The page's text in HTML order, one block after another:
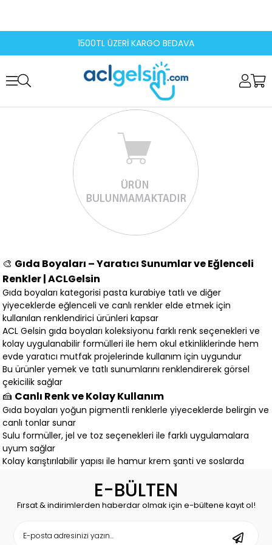
1500TL ÜZERİ KARGO BEDAVA
🎨 Gıda Boyaları – Yaratıcı Sunumlar ve Eğlenceli
Renkler | ACLGelsin
Gıda boyaları kategorisi pasta kurabiye tatlı ve diğer
yiyeceklerde eğlenceli ve canlı renkler elde etmek için
kullanılan renklendirici ürünleri kapsar
ACL Gelsin gıda boyaları koleksiyonu farklı renk seçenekleri ve
kolay uygulanabilir formülleri ile hem okul etkinliklerinde hem
evde yaratıcı mutfak projelerinde kullanım için uygundur
Bu ürünler yemek ve tatlı sunumlarını renklendirerek görsel
çekicilik sağlar
🍰 Canlı Renk ve Kolay Kullanım
Gıda boyaları yoğun pigmentli renklerle yiyeceklerde belirgin ve
canlı tonlar sunar
Sulu formüller, jel ve toz seçenekleri ile farklı uygulamalara
uyum sağlar
Kolay karıştırılabilir yapısı ile hamur krem şanti ve soslarda
Okul Etkinlikleri ve Evde Mutfak Çalışmaları
İçin Uygun
Yaratıcı yemek ve pasta dekorasyon çalışmalarında
Evde aile ile geçirilen zamanlarda eğlenceli mutfak
E-BÜLTEN
Fırsat & indirimlerden haberdar olmak için e-bültene kayıt ol!